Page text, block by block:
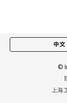
用干净布块擦干
中文
©
上海